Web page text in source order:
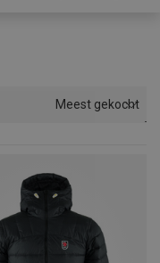
Meest gekocht